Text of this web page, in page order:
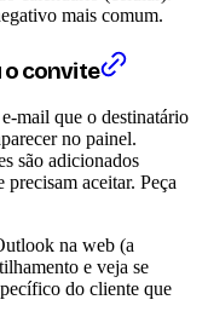
mais comum.
o convite
mail que o destinatário
no painel.
são adicionados
aceitar. Peça
na web (a
e veja se
do cliente que